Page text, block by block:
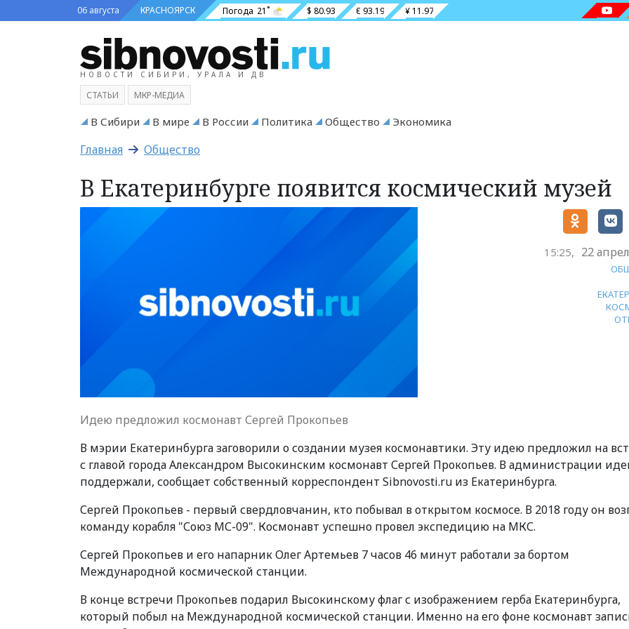
06 августа КРАСНОЯРСК Погода 21˚ $ 80.93 € 93.19 ¥ 11.97
НОВОСТИ СИБИРИ, УРАЛА И ДВ
СТАТЬИ МКР-МЕДИА
В Сибири В мире В России Политика Общество Экономика
Главная Общество
В Екатеринбурге появится космический музей
15:25, 22
Идею предложил космонавт Сергей Прокопьев
В мэрии Екатеринбурга заговорили о создании музея космонавтики. Эту идею предложил на
с главой города Александром Высокинским космонавт Сергей Прокопьев. В администрации
поддержали, сообщает собственный корреспондент Sibnovosti.ru из Екатеринбурга.
Сергей Прокопьев - первый свердловчанин, кто побывал в открытом космосе. В 2018 году он
команду корабля "Союз МС-09". Космонавт успешно провел экспедицию на МКС.
Сергей Прокопьев и его напарник Олег Артемьев 7 часов 46 минут работали за бортом
Международной космической станции.
В конце встречи Прокопьев подарил Высокинскому флаг с изображением герба Екатеринбурга,
который побыл на Международной космической станции. Именно на его фоне космонавт